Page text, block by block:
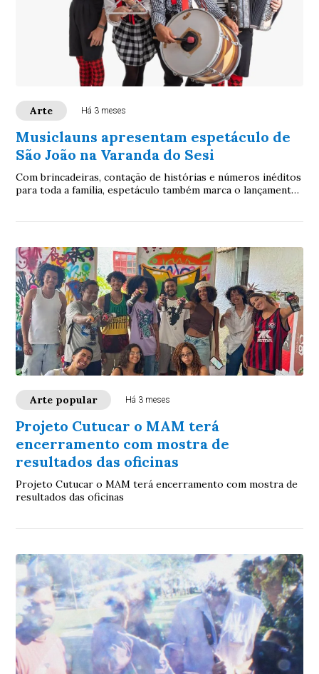
Arte Há 3 meses
Musiclauns apresentam espetáculo de
São João na Varanda do Sesi
Com brincadeiras, contação de histórias e números inéditos
para toda a família, espetáculo também marca o lançamento
Arte popular Há 3 meses
Projeto Cutucar o MAM terá
encerramento com mostra de
resultados das oficinas
Projeto Cutucar o MAM terá encerramento com mostra de
resultados das oficinas